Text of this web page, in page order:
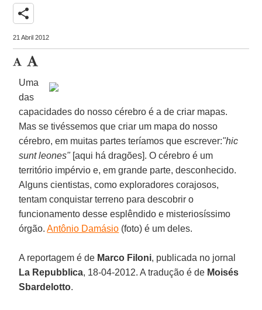
share
21 Abril 2012
Uma
das
capacidades do nosso cérebro é a de criar mapas.
Mas se tivéssemos que criar um mapa do nosso
cérebro, em muitas partes teríamos que escrever:"hic
sunt leones"[aqui há dragões]. O cérebro é um
território impérvio e, em grande parte, desconhecido.
Alguns cientistas, como exploradores corajosos,
tentam conquistar terreno para descobrir o
funcionamento desse esplêndido e misteriosíssimo
órgão.Antônio Damásio (foto) é um deles.
A reportagem é de Marco Filoni, publicada no jornal
La Repubblica, 18-04-2012. A tradução é de Moisés
Sbardelotto.